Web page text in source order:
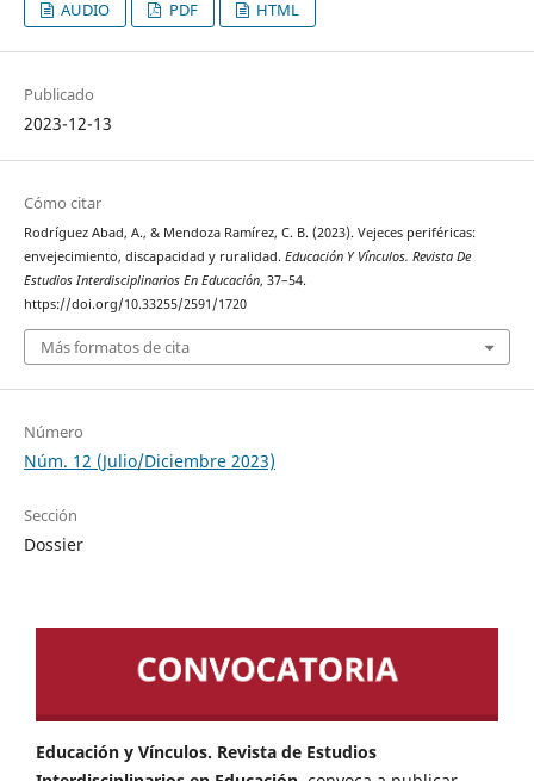
AUDIO PDF HTML
Publicado
2023-12-13
Cómo citar
Rodríguez Abad, A., & Mendoza Ramírez, C. B. (2023). Vejeces periféricas:
envejecimiento, discapacidad y ruralidad. Educación Y Vínculos. Revista De
Estudios Interdisciplinarios En Educación, 37–54.
https://doi.org/10.33255/2591/1720
Más formatos de cita
Número
Núm. 12 (Julio/Diciembre 2023)
Sección
Dossier
Educación y Vínculos. Revista de Estudios